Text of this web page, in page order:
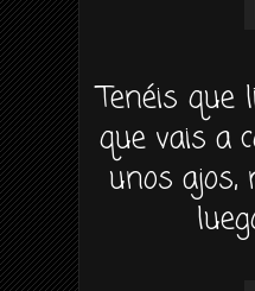
Tenéis
que vais a
unos ajos,